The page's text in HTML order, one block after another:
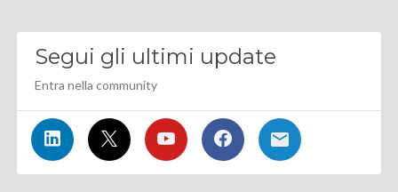
Segui gli ultimi update
Entra nella community